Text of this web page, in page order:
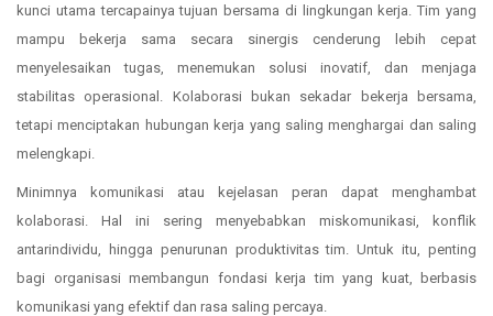
kunci utama tercapainya tujuan bersama di lingkungan kerja. Tim yang
mampu bekerja sama secara sinergis cenderung lebih cepat
menyelesaikan tugas, menemukan solusi inovatif, dan menjaga
stabilitas operasional. Kolaborasi bukan sekadar bekerja bersama,
tetapi menciptakan hubungan kerja yang saling menghargai dan saling
melengkapi.
Minimnya komunikasi atau kejelasan peran dapat menghambat
kolaborasi. Hal ini sering menyebabkan miskomunikasi, konflik
antarindividu, hingga penurunan produktivitas tim. Untuk itu, penting
bagi organisasi membangun fondasi kerja tim yang kuat, berbasis
komunikasi yang efektif dan rasa saling percaya.